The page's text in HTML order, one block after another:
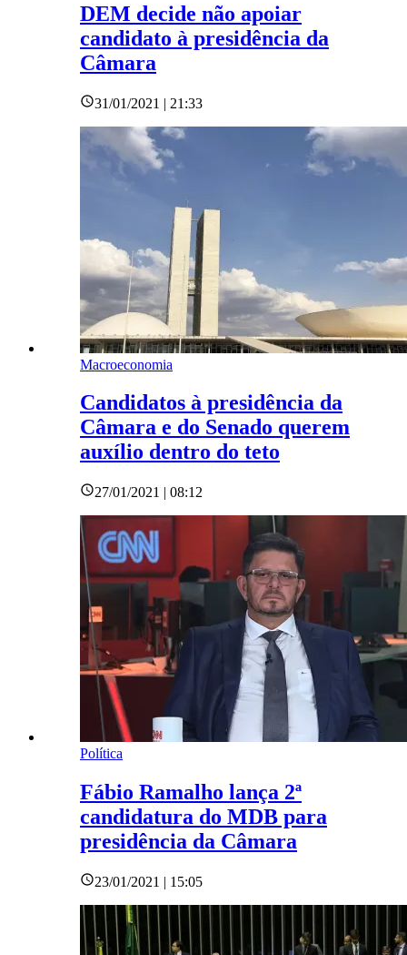
DEM decide não apoiar
candidato à presidência da
Câmara
31/01/2021 | 21:33
Macroeconomia
Candidatos à presidência da
Câmara e do Senado querem
auxílio dentro do teto
27/01/2021 | 08:12
Política
Fábio Ramalho lança 2ª
candidatura do MDB para
presidência da Câmara
23/01/2021 | 15:05